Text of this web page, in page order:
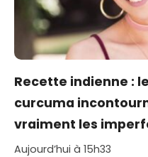
Recette indienne :
curcuma
vraiment les
Aujourd’hui à 15h33